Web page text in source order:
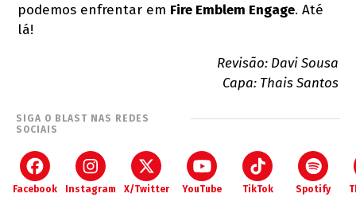
podemos enfrentar em Fire Emblem Engage. Até
lá!
Revisão: Davi Sousa
Capa: Thais Santos
SIGA O BLAST NAS REDES
SOCIAIS
Facebook Instagram X/Twitter YouTube TikTok Spotify